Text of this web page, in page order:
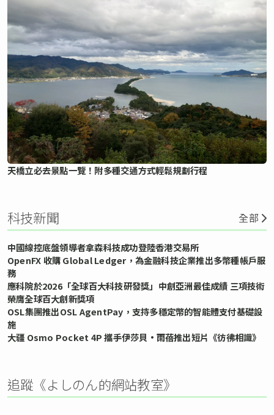
天橋立必去景點一覽！附多種交通方式輕鬆規劃行程
科技新聞 全部
中國線控底盤領導者拿森科技成功登陸香港交易所
OpenFX 收購 Global Ledger，為金融科技企業推出多幣種帳戶服
務
應科院於2026「全球百大科技研發獎」中創亞洲最佳成績 三項技術
榮膺全球百大創新獎項
OSL集團推出OSL AgentPay，支持多穩定幣的智能體支付基礎設
施
大疆 Osmo Pocket 4P 攜手伊莎貝•雨蓓推出短片《彷彿相識》
追蹤《よしのん的網站教室》